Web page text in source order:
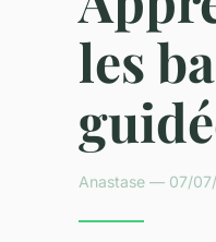
les
Anastase — 07/